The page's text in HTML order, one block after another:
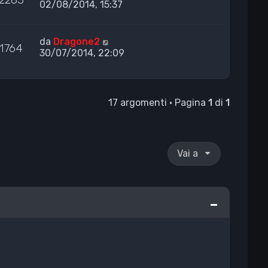
02/08/2014, 15:37
da Dragone2
30/07/2014, 22:09
17 argomenti • Pagina1 di1
Vai a